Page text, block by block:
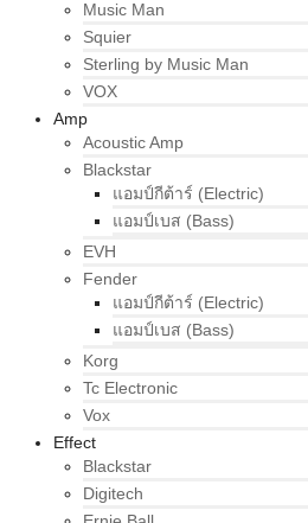
Music Man
Squier
Sterling by Music Man
VOX
Amp
Acoustic Amp
Blackstar
แอมป์กีต้าร์ (Electric)
แอมป์เบส (Bass)
EVH
Fender
แอมป์กีต้าร์ (Electric)
แอมป์เบส (Bass)
Korg
Tc Electronic
Vox
Effect
Blackstar
Digitech